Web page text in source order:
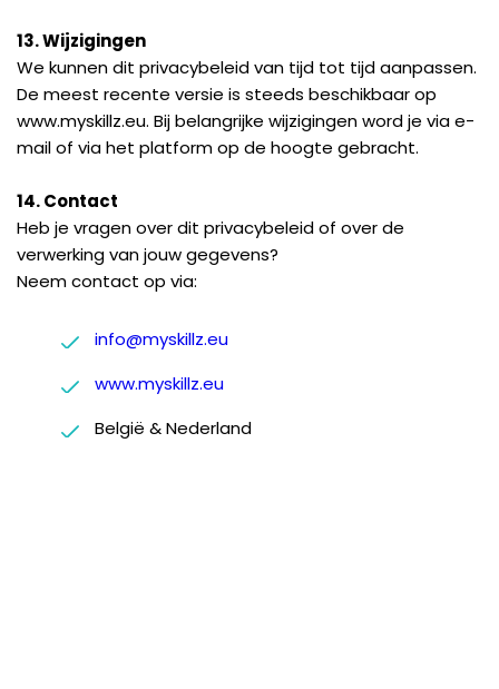
13. Wijzigingen
We kunnen dit privacybeleid van tijd tot tijd aanpassen.
De meest recente versie is steeds beschikbaar op
www.myskillz.eu. Bij belangrijke wijzigingen word je via e-
mail of via het platform op de hoogte gebracht.
14. Contact
Heb je vragen over dit privacybeleid of over de
verwerking van jouw gegevens?
Neem contact op via:
info@myskillz.eu
www.myskillz.eu
België & Nederland